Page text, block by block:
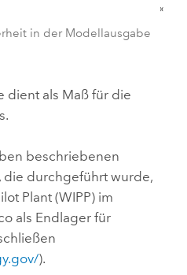
in der Modellausgabe
dient als Maß für die
beschriebenen
die durchgeführt wurde,
Plant (WIPP) im
als Endlager für
).